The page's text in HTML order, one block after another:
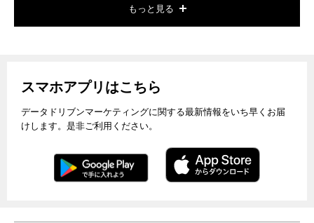
もっと見る
スマホアプリはこちら
データドリブンマーケティングに関する最新情報をいち早くお届
けします。是非ご利用ください。